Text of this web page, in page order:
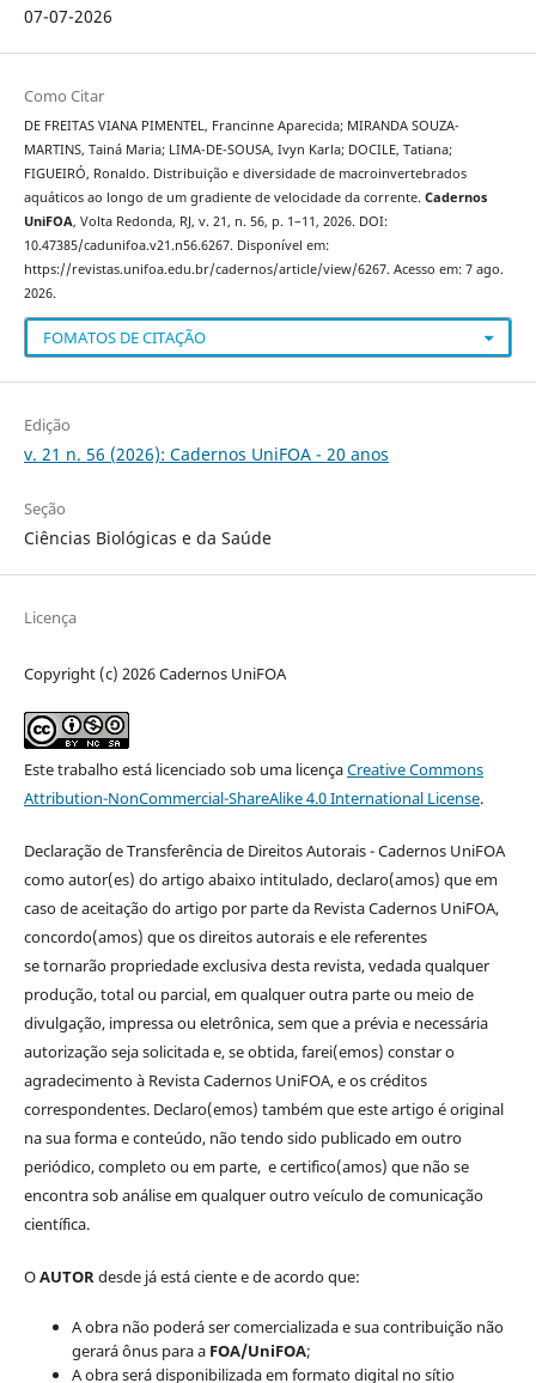
07-07-2026
Como Citar
DE FREITAS VIANA PIMENTEL, Francinne Aparecida; MIRANDA SOUZA-
MARTINS, Tainá Maria; LIMA-DE-SOUSA, Ivyn Karla; DOCILE, Tatiana;
FIGUEIRÓ, Ronaldo. Distribuição e diversidade de macroinvertebrados
aquáticos ao longo de um gradiente de velocidade da corrente. Cadernos
UniFOA, Volta Redonda, RJ, v. 21, n. 56, p. 1–11, 2026. DOI:
10.47385/cadunifoa.v21.n56.6267. Disponível em:
https://revistas.unifoa.edu.br/cadernos/article/view/6267. Acesso em: 7 ago.
2026.
FOMATOS DE CITAÇÃO
Edição
v. 21 n. 56 (2026): Cadernos UniFOA - 20 anos
Seção
Ciências Biológicas e da Saúde
Licença
Copyright (c) 2026 Cadernos UniFOA
Este trabalho está licenciado sob uma licençaCreative Commons
Attribution-NonCommercial-ShareAlike 4.0 International License.
Declaração de Transferência de Direitos Autorais - Cadernos UniFOA
como autor(es) do artigo abaixo intitulado, declaro(amos) que em
caso de aceitação do artigo por parte da Revista Cadernos UniFOA,
concordo(amos) que os direitos autorais e ele referentes
se tornarão propriedade exclusiva desta revista, vedada qualquer
produção, total ou parcial, em qualquer outra parte ou meio de
divulgação, impressa ou eletrônica, sem que a prévia e necessária
autorização seja solicitada e, se obtida, farei(emos) constar o
agradecimento à Revista Cadernos UniFOA, e os créditos
correspondentes. Declaro(emos) também que este artigo é original
na sua forma e conteúdo, não tendo sido publicado em outro
periódico, completo ou em parte, e certifico(amos) que não se
encontra sob análise em qualquer outro veículo de comunicação
científica.
OAUTORdesde já está ciente e de acordo que:
A obra não poderá ser comercializada e sua contribuição não
gerará ônus para a FOA/UniFOA;
A obra será disponibilizada em formato digital no sítio